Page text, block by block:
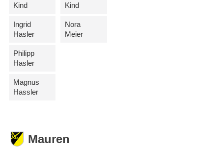
Kind
Ingrid
Hasler
Philipp
Hasler
Magnus
Hassler
Kind
Nora
Meier
Mauren